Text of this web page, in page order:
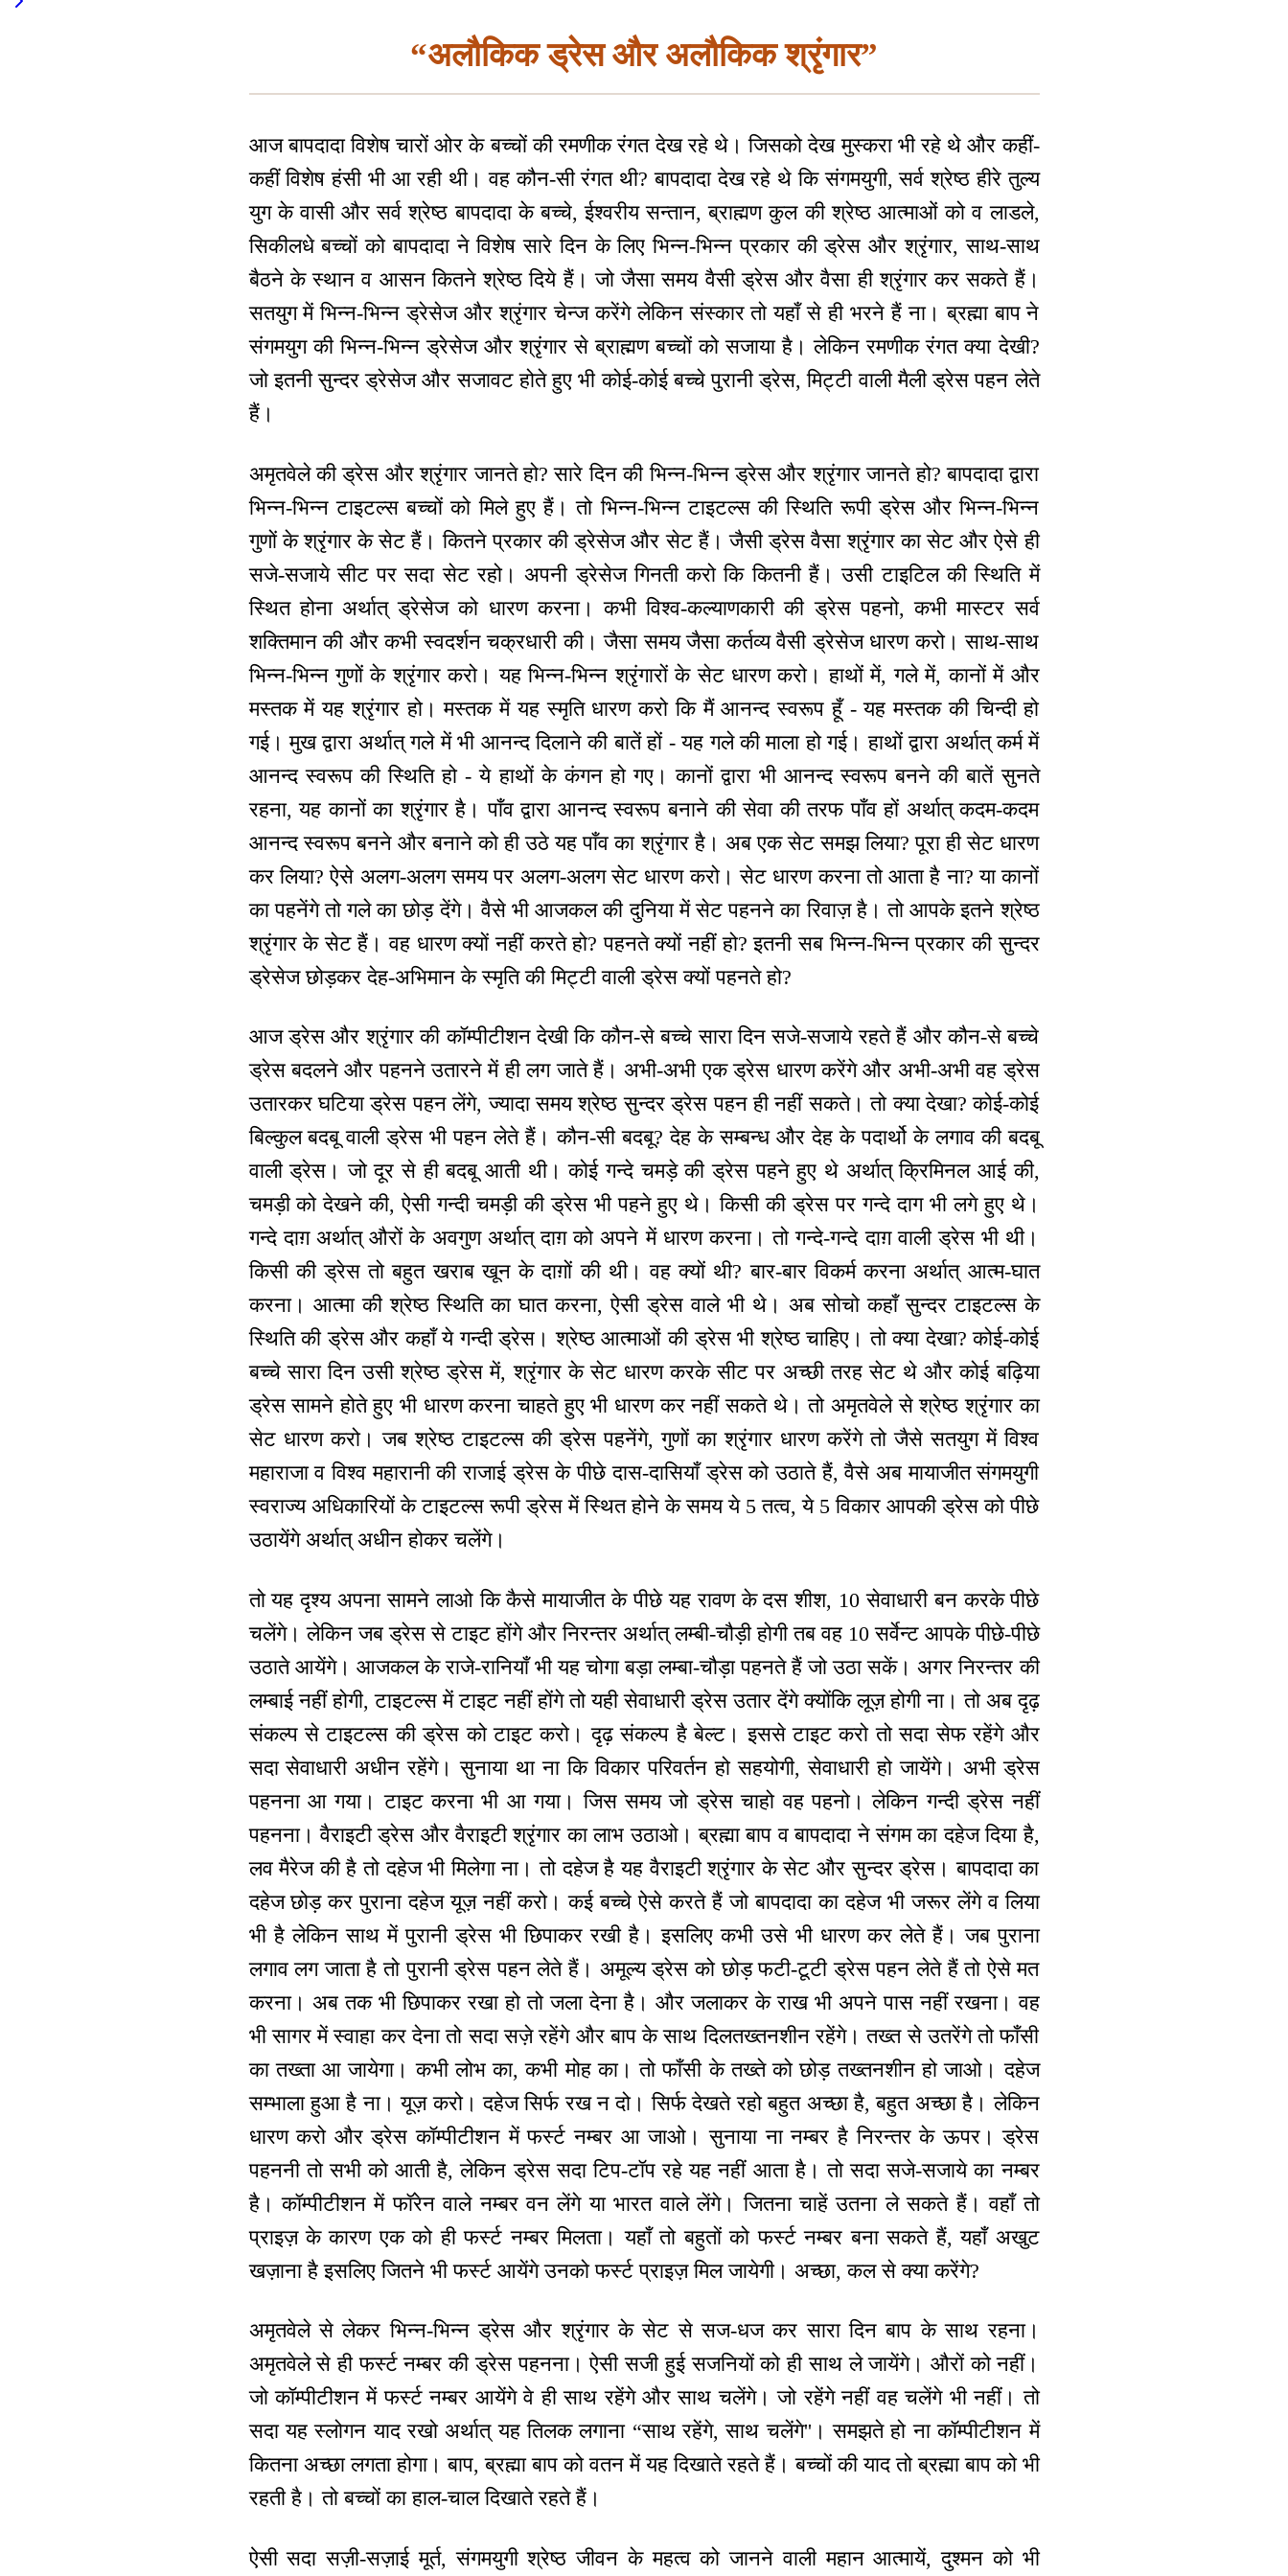
“अलौकिक ड्रेस और अलौकिक श्रृंगार”
आज बापदादा विशेष चारों ओर के बच्चों की रमणीक रंगत देख रहे थे। जिसको देख मुस्करा भी रहे थे और कहीं-
कहीं विशेष हंसी भी आ रही थी। वह कौन-सी रंगत थी? बापदादा देख रहे थे कि संगमयुगी, सर्व श्रेष्ठ हीरे तुल्य
युग के वासी और सर्व श्रेष्ठ बापदादा के बच्चे, ईश्वरीय सन्तान, ब्राह्मण कुल की श्रेष्ठ आत्माओं को व लाडले,
सिकीलधे बच्चों को बापदादा ने विशेष सारे दिन के लिए भिन्न-भिन्न प्रकार की ड्रेस और श्रृंगार, साथ-साथ
बैठने के स्थान व आसन कितने श्रेष्ठ दिये हैं। जो जैसा समय वैसी ड्रेस और वैसा ही श्रृंगार कर सकते हैं।
सतयुग में भिन्न-भिन्न ड्रेसेज और श्रृंगार चेन्ज करेंगे लेकिन संस्कार तो यहाँ से ही भरने हैं ना। ब्रह्मा बाप ने
संगमयुग की भिन्न-भिन्न ड्रेसेज और श्रृंगार से ब्राह्मण बच्चों को सजाया है। लेकिन रमणीक रंगत क्या देखी?
जो इतनी सुन्दर ड्रेसेज और सजावट होते हुए भी कोई-कोई बच्चे पुरानी ड्रेस, मिट्टी वाली मैली ड्रेस पहन लेते
हैं।
अमृतवेले की ड्रेस और श्रृंगार जानते हो? सारे दिन की भिन्न-भिन्न ड्रेस और श्रृंगार जानते हो? बापदादा द्वारा
भिन्न-भिन्न टाइटल्स बच्चों को मिले हुए हैं। तो भिन्न-भिन्न टाइटल्स की स्थिति रूपी ड्रेस और भिन्न-भिन्न
गुणों के श्रृंगार के सेट हैं। कितने प्रकार की ड्रेसेज और सेट हैं। जैसी ड्रेस वैसा श्रृंगार का सेट और ऐसे ही
सजे-सजाये सीट पर सदा सेट रहो। अपनी ड्रेसेज गिनती करो कि कितनी हैं। उसी टाइटिल की स्थिति में
स्थित होना अर्थात् ड्रेसेज को धारण करना। कभी विश्व-कल्याणकारी की ड्रेस पहनो, कभी मास्टर सर्व
शक्तिमान की और कभी स्वदर्शन चक्रधारी की। जैसा समय जैसा कर्तव्य वैसी ड्रेसेज धारण करो। साथ-साथ
भिन्न-भिन्न गुणों के श्रृंगार करो। यह भिन्न-भिन्न श्रृंगारों के सेट धारण करो। हाथों में, गले में, कानों में और
मस्तक में यह श्रृंगार हो। मस्तक में यह स्मृति धारण करो कि मैं आनन्द स्वरूप हूँ - यह मस्तक की चिन्दी हो
गई। मुख द्वारा अर्थात् गले में भी आनन्द दिलाने की बातें हों - यह गले की माला हो गई। हाथों द्वारा अर्थात् कर्म में
आनन्द स्वरूप की स्थिति हो - ये हाथों के कंगन हो गए। कानों द्वारा भी आनन्द स्वरूप बनने की बातें सुनते
रहना, यह कानों का श्रृंगार है। पाँव द्वारा आनन्द स्वरूप बनाने की सेवा की तरफ पाँव हों अर्थात् कदम-कदम
आनन्द स्वरूप बनने और बनाने को ही उठे यह पाँव का श्रृंगार है। अब एक सेट समझ लिया? पूरा ही सेट धारण
कर लिया? ऐसे अलग-अलग समय पर अलग-अलग सेट धारण करो। सेट धारण करना तो आता है ना? या कानों
का पहनेंगे तो गले का छोड़ देंगे। वैसे भी आजकल की दुनिया में सेट पहनने का रिवाज़ है। तो आपके इतने श्रेष्ठ
श्रृंगार के सेट हैं। वह धारण क्यों नहीं करते हो? पहनते क्यों नहीं हो? इतनी सब भिन्न-भिन्न प्रकार की सुन्दर
ड्रेसेज छोड़कर देह-अभिमान के स्मृति की मिट्टी वाली ड्रेस क्यों पहनते हो?
आज ड्रेस और श्रृंगार की कॉम्पीटीशन देखी कि कौन-से बच्चे सारा दिन सजे-सजाये रहते हैं और कौन-से बच्चे
ड्रेस बदलने और पहनने उतारने में ही लग जाते हैं। अभी-अभी एक ड्रेस धारण करेंगे और अभी-अभी वह ड्रेस
उतारकर घटिया ड्रेस पहन लेंगे, ज्यादा समय श्रेष्ठ सुन्दर ड्रेस पहन ही नहीं सकते। तो क्या देखा? कोई-कोई
बिल्कुल बदबू वाली ड्रेस भी पहन लेते हैं। कौन-सी बदबू? देह के सम्बन्ध और देह के पदार्थो के लगाव की बदबू
वाली ड्रेस। जो दूर से ही बदबू आती थी। कोई गन्दे चमड़े की ड्रेस पहने हुए थे अर्थात् क्रिमिनल आई की,
चमड़ी को देखने की, ऐसी गन्दी चमड़ी की ड्रेस भी पहने हुए थे। किसी की ड्रेस पर गन्दे दाग भी लगे हुए थे।
गन्दे दाग़ अर्थात् औरों के अवगुण अर्थात् दाग़ को अपने में धारण करना। तो गन्दे-गन्दे दाग़ वाली ड्रेस भी थी।
किसी की ड्रेस तो बहुत खराब खून के दाग़ों की थी। वह क्यों थी? बार-बार विकर्म करना अर्थात् आत्म-घात
करना। आत्मा की श्रेष्ठ स्थिति का घात करना, ऐसी ड्रेस वाले भी थे। अब सोचो कहाँ सुन्दर टाइटल्स के
स्थिति की ड्रेस और कहाँ ये गन्दी ड्रेस। श्रेष्ठ आत्माओं की ड्रेस भी श्रेष्ठ चाहिए। तो क्या देखा? कोई-कोई
बच्चे सारा दिन उसी श्रेष्ठ ड्रेस में, श्रृंगार के सेट धारण करके सीट पर अच्छी तरह सेट थे और कोई बढ़िया
ड्रेस सामने होते हुए भी धारण करना चाहते हुए भी धारण कर नहीं सकते थे। तो अमृतवेले से श्रेष्ठ श्रृंगार का
सेट धारण करो। जब श्रेष्ठ टाइटल्स की ड्रेस पहनेंगे, गुणों का श्रृंगार धारण करेंगे तो जैसे सतयुग में विश्व
महाराजा व विश्व महारानी की राजाई ड्रेस के पीछे दास-दासियाँ ड्रेस को उठाते हैं, वैसे अब मायाजीत संगमयुगी
स्वराज्य अधिकारियों के टाइटल्स रूपी ड्रेस में स्थित होने के समय ये 5 तत्व, ये 5 विकार आपकी ड्रेस को पीछे
उठायेंगे अर्थात् अधीन होकर चलेंगे।
तो यह दृश्य अपना सामने लाओ कि कैसे मायाजीत के पीछे यह रावण के दस शीश, 10 सेवाधारी बन करके पीछे
चलेंगे। लेकिन जब ड्रेस से टाइट होंगे और निरन्तर अर्थात् लम्बी-चौड़ी होगी तब वह 10 सर्वेन्ट आपके पीछे-पीछे
उठाते आयेंगे। आजकल के राजे-रानियाँ भी यह चोगा बड़ा लम्बा-चौड़ा पहनते हैं जो उठा सकें। अगर निरन्तर की
लम्बाई नहीं होगी, टाइटल्स में टाइट नहीं होंगे तो यही सेवाधारी ड्रेस उतार देंगे क्योंकि लूज़ होगी ना। तो अब दृढ़
संकल्प से टाइटल्स की ड्रेस को टाइट करो। दृढ़ संकल्प है बेल्ट। इससे टाइट करो तो सदा सेफ रहेंगे और
सदा सेवाधारी अधीन रहेंगे। सुनाया था ना कि विकार परिवर्तन हो सहयोगी, सेवाधारी हो जायेंगे। अभी ड्रेस
पहनना आ गया। टाइट करना भी आ गया। जिस समय जो ड्रेस चाहो वह पहनो। लेकिन गन्दी ड्रेस नहीं
पहनना। वैराइटी ड्रेस और वैराइटी श्रृंगार का लाभ उठाओ। ब्रह्मा बाप व बापदादा ने संगम का दहेज दिया है,
लव मैरेज की है तो दहेज भी मिलेगा ना। तो दहेज है यह वैराइटी श्रृंगार के सेट और सुन्दर ड्रेस। बापदादा का
दहेज छोड़ कर पुराना दहेज यूज़ नहीं करो। कई बच्चे ऐसे करते हैं जो बापदादा का दहेज भी जरूर लेंगे व लिया
भी है लेकिन साथ में पुरानी ड्रेस भी छिपाकर रखी है। इसलिए कभी उसे भी धारण कर लेते हैं। जब पुराना
लगाव लग जाता है तो पुरानी ड्रेस पहन लेते हैं। अमूल्य ड्रेस को छोड़ फटी-टूटी ड्रेस पहन लेते हैं तो ऐसे मत
करना। अब तक भी छिपाकर रखा हो तो जला देना है। और जलाकर के राख भी अपने पास नहीं रखना। वह
भी सागर में स्वाहा कर देना तो सदा सज़े रहेंगे और बाप के साथ दिलतख्तनशीन रहेंगे। तख्त से उतरेंगे तो फाँसी
का तख्ता आ जायेगा। कभी लोभ का, कभी मोह का। तो फाँसी के तख्ते को छोड़ तख्तनशीन हो जाओ। दहेज
सम्भाला हुआ है ना। यूज़ करो। दहेज सिर्फ रख न दो। सिर्फ देखते रहो बहुत अच्छा है, बहुत अच्छा है। लेकिन
धारण करो और ड्रेस कॉम्पीटीशन में फर्स्ट नम्बर आ जाओ। सुनाया ना नम्बर है निरन्तर के ऊपर। ड्रेस
पहननी तो सभी को आती है, लेकिन ड्रेस सदा टिप-टॉप रहे यह नहीं आता है। तो सदा सजे-सजाये का नम्बर
है। कॉम्पीटीशन में फॉरेन वाले नम्बर वन लेंगे या भारत वाले लेंगे। जितना चाहें उतना ले सकते हैं। वहाँ तो
प्राइज़ के कारण एक को ही फर्स्ट नम्बर मिलता। यहाँ तो बहुतों को फर्स्ट नम्बर बना सकते हैं, यहाँ अखुट
खज़ाना है इसलिए जितने भी फर्स्ट आयेंगे उनको फर्स्ट प्राइज़ मिल जायेगी। अच्छा, कल से क्या करेंगे?
अमृतवेले से लेकर भिन्न-भिन्न ड्रेस और श्रृंगार के सेट से सज-धज कर सारा दिन बाप के साथ रहना।
अमृतवेले से ही फर्स्ट नम्बर की ड्रेस पहनना। ऐसी सजी हुई सजनियों को ही साथ ले जायेंगे। औरों को नहीं।
जो कॉम्पीटीशन में फर्स्ट नम्बर आयेंगे वे ही साथ रहेंगे और साथ चलेंगे। जो रहेंगे नहीं वह चलेंगे भी नहीं। तो
सदा यह स्लोगन याद रखो अर्थात् यह तिलक लगाना “साथ रहेंगे, साथ चलेंगे''। समझते हो ना कॉम्पीटीशन में
कितना अच्छा लगता होगा। बाप, ब्रह्मा बाप को वतन में यह दिखाते रहते हैं। बच्चों की याद तो ब्रह्मा बाप को भी
रहती है। तो बच्चों का हाल-चाल दिखाते रहते हैं।
ऐसी सदा सज़ी-सज़ाई मूर्त, संगमयुगी श्रेष्ठ जीवन के महत्व को जानने वाली महान आत्मायें, दुश्मन को भी